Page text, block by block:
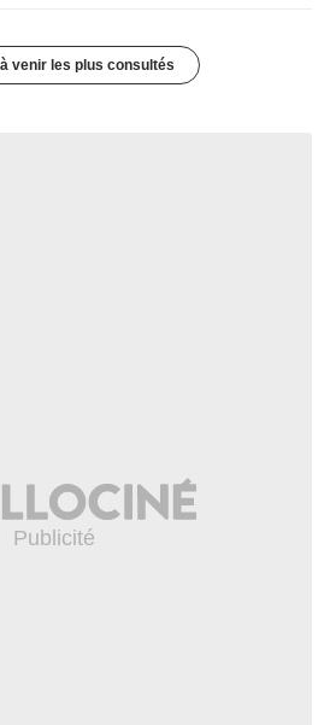
venir les plus consultés